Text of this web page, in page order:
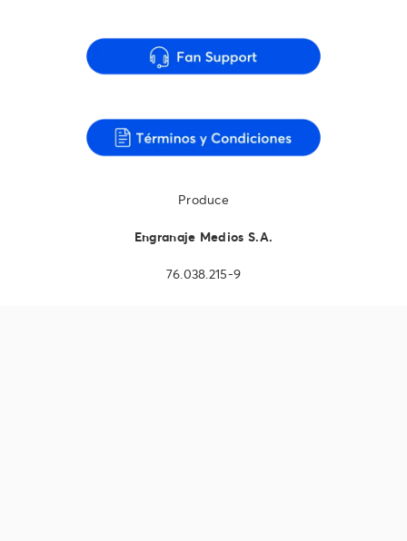
Produce
Engranaje Medios S.A.
76.038.215-9